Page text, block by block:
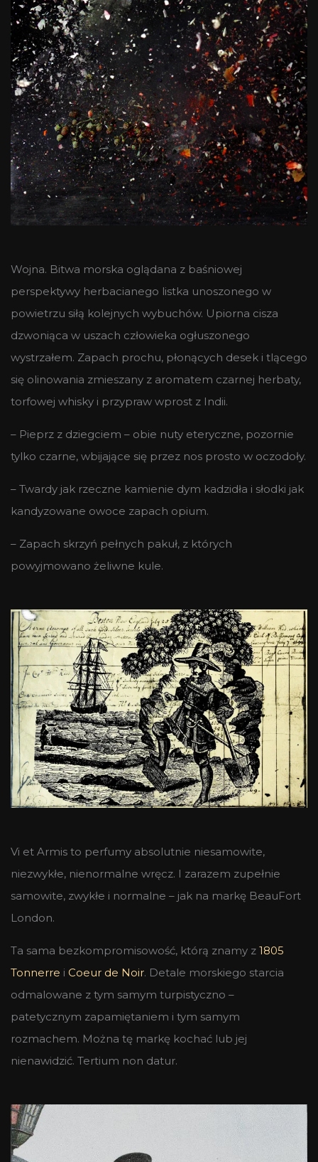
Wojna. Bitwa morska oglądana z baśniowej
perspektywy herbacianego listka unoszonego w
powietrzu siłą kolejnych wybuchów. Upiorna cisza
dzwoniąca w uszach człowieka ogłuszonego
wystrzałem. Zapach prochu, płonących desek i tlącego
się olinowania zmieszany z aromatem czarnej herbaty,
torfowej whisky i przypraw wprost z Indii.
– Pieprz z dziegciem – obie nuty eteryczne, pozornie
tylko czarne, wbijające się przez nos prosto w oczodoły.
– Twardy jak rzeczne kamienie dym kadzidła i słodki jak
kandyzowane owoce zapach opium.
– Zapach skrzyń pełnych pakuł, z których
powyjmowano żeliwne kule.
Vi et Armis to perfumy absolutnie niesamowite,
niezwykłe, nienormalne wręcz. I zarazem zupełnie
samowite, zwykłe i normalne – jak na markę BeauFort
London.
Ta sama bezkompromisowość, którą znamy z 1805
Tonnerre i Coeur de Noir. Detale morskiego starcia
odmalowane z tym samym turpistyczno –
patetycznym zapamiętaniem i tym samym
rozmachem. Można tę markę kochać lub jej
nienawidzić. Tertium non datur.